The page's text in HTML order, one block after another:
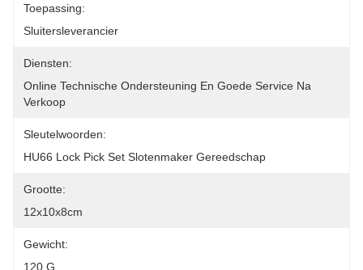
Toepassing:
Sluitersleverancier
Diensten:
Online Technische Ondersteuning En Goede Service Na
Verkoop
Sleutelwoorden:
HU66 Lock Pick Set Slotenmaker Gereedschap
Grootte:
12x10x8cm
Gewicht:
120 G